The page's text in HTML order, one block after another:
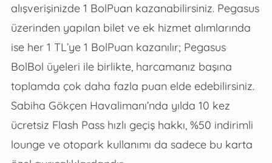
alışverişinizde 1 BolPuan kazanabilirsiniz. Pegasus
üzerinden yapılan bilet ve ek hizmet alımlarında
ise her 1 TL’ye 1 BolPuan kazanılır; Pegasus
BolBol üyeleri ile birlikte, harcamanız başına
toplamda çok daha fazla puan elde edebilirsiniz.
Sabiha Gökçen Havalimanı’nda yılda 10 kez
ücretsiz Flash Pass hızlı geçiş hakkı, %50 indirimli
lounge ve otopark kullanımı da sadece bu karta